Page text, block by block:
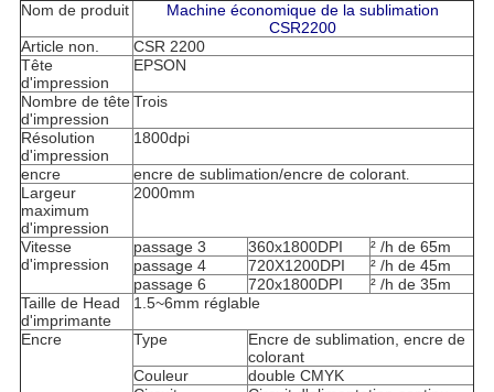
Nom de produit
Machine économique de la sublimation
CSR2200
Article non.
CSR 2200
Tête
d'impression
EPSON
Nombre de tête
d'impression
Trois
Résolution
d'impression
1800dpi
encre encre de sublimation/encre de colorant.
Largeur
maximum
d'impression
2000mm
Vitesse
d'impression
passage 3 360x1800DPI
² /h de 65m
passage 4
720X1200DPI
² /h de 45m
passage 6
720x1800DPI
² /h de 35m
Taille de Head
d'imprimante
1.5~6mm réglable
Encre Type
Encre de sublimation, encre de
colorant
Couleur
double CMYK